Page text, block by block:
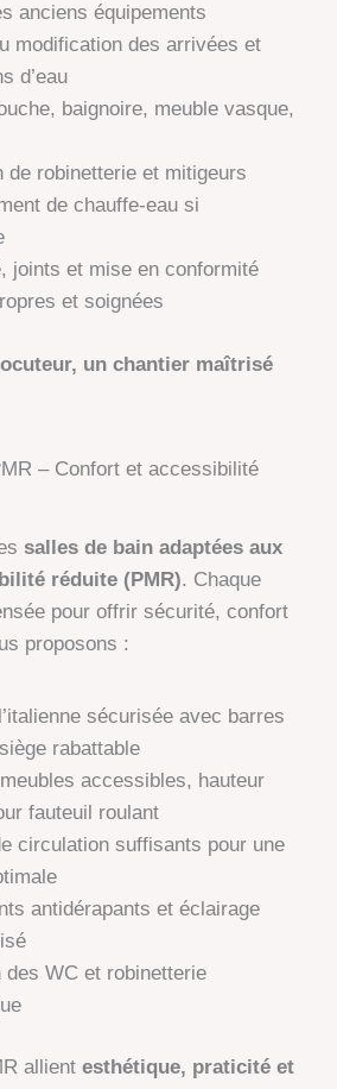
anciens équipements
modification des arrivées et
d’eau
baignoire, meuble vasque,
de robinetterie et mitigeurs
de chauffe-eau si
joints et mise en conformité
et soignées
un chantier maîtrisé
– Confort et accessibilité
salles de bain adaptées aux
réduite (PMR). Chaque
pour offrir sécurité, confort
proposons :
sécurisée avec barres
rabattable
accessibles, hauteur
fauteuil roulant
circulation suffisants pour une
antidérapants et éclairage
des WC et robinetterie
allient esthétique, praticité et